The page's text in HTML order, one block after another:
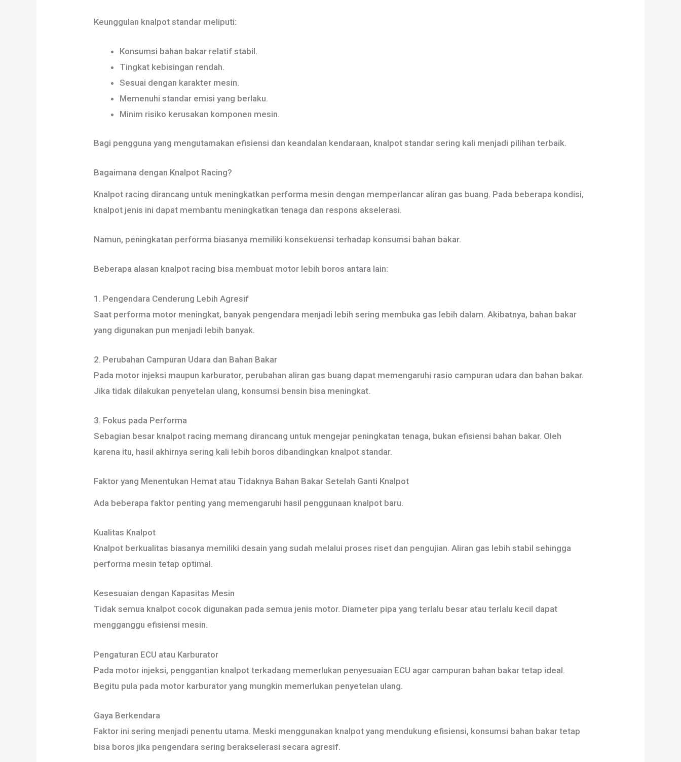
Keunggulan knalpot standar meliputi:
Konsumsi bahan bakar relatif stabil.
Tingkat kebisingan rendah.
Sesuai dengan karakter mesin.
Memenuhi standar emisi yang berlaku.
Minim risiko kerusakan komponen mesin.
Bagi pengguna yang mengutamakan efisiensi dan keandalan kendaraan, knalpot standar sering kali menjadi pilihan terbaik.
Bagaimana dengan Knalpot Racing?
Knalpot racing dirancang untuk meningkatkan performa mesin dengan memperlancar aliran gas buang. Pada beberapa kondisi,
knalpot jenis ini dapat membantu meningkatkan tenaga dan respons akselerasi.
Namun, peningkatan performa biasanya memiliki konsekuensi terhadap konsumsi bahan bakar.
Beberapa alasan knalpot racing bisa membuat motor lebih boros antara lain:
1. Pengendara Cenderung Lebih Agresif
Saat performa motor meningkat, banyak pengendara menjadi lebih sering membuka gas lebih dalam. Akibatnya, bahan bakar
yang digunakan pun menjadi lebih banyak.
2. Perubahan Campuran Udara dan Bahan Bakar
Pada motor injeksi maupun karburator, perubahan aliran gas buang dapat memengaruhi rasio campuran udara dan bahan bakar.
Jika tidak dilakukan penyetelan ulang, konsumsi bensin bisa meningkat.
3. Fokus pada Performa
Sebagian besar knalpot racing memang dirancang untuk mengejar peningkatan tenaga, bukan efisiensi bahan bakar. Oleh
karena itu, hasil akhirnya sering kali lebih boros dibandingkan knalpot standar.
Faktor yang Menentukan Hemat atau Tidaknya Bahan Bakar Setelah Ganti Knalpot
Ada beberapa faktor penting yang memengaruhi hasil penggunaan knalpot baru.
Kualitas Knalpot
Knalpot berkualitas biasanya memiliki desain yang sudah melalui proses riset dan pengujian. Aliran gas lebih stabil sehingga
performa mesin tetap optimal.
Kesesuaian dengan Kapasitas Mesin
Tidak semua knalpot cocok digunakan pada semua jenis motor. Diameter pipa yang terlalu besar atau terlalu kecil dapat
mengganggu efisiensi mesin.
Pengaturan ECU atau Karburator
Pada motor injeksi, penggantian knalpot terkadang memerlukan penyesuaian ECU agar campuran bahan bakar tetap ideal.
Begitu pula pada motor karburator yang mungkin memerlukan penyetelan ulang.
Gaya Berkendara
Faktor ini sering menjadi penentu utama. Meski menggunakan knalpot yang mendukung efisiensi, konsumsi bahan bakar tetap
bisa boros jika pengendara sering berakselerasi secara agresif.